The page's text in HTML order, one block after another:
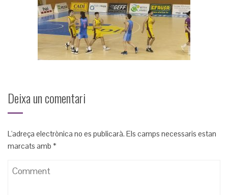
Deixa un comentari
L'adreça electrònica no es publicarà. Els camps necessaris estan
marcats amb *